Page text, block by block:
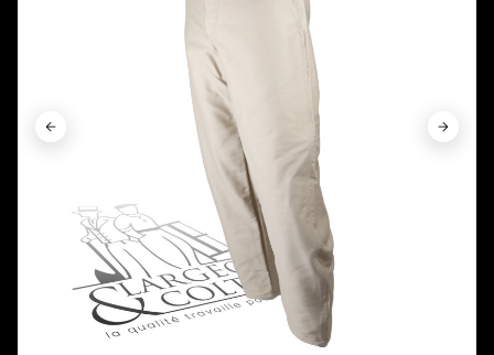
 
 
 
 
 
 
 
 
 
 
 
 
 